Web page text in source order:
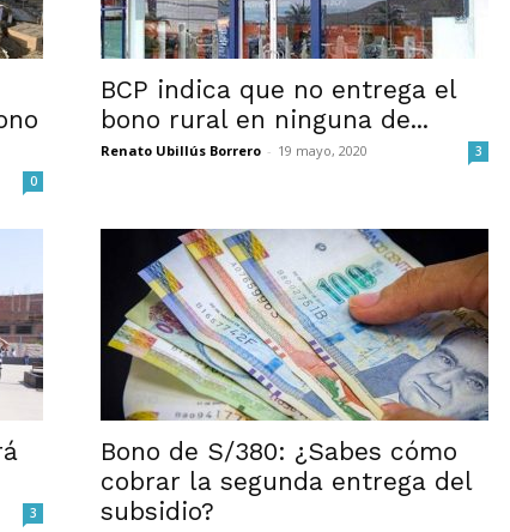
0
BCP indica que no entrega el
bono rural en ninguna de...
Renato Ubillús Borrero - 19 mayo, 2020 3
3
Bono de S/380: ¿Sabes cómo
cobrar la segunda entrega del
subsidio?